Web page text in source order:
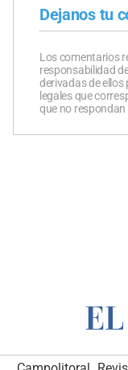
Dejanos tu
Los comentarios
responsabilidad
derivadas de ellos
legales que
que no